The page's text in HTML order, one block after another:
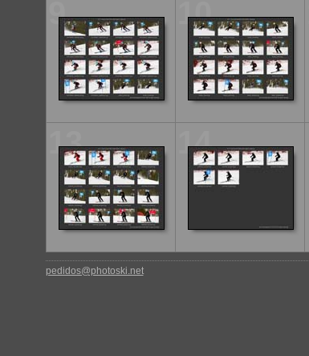
9 10
13 14
pedidos@photoski.net